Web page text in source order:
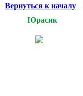
Вернуться к началу
Юрасик